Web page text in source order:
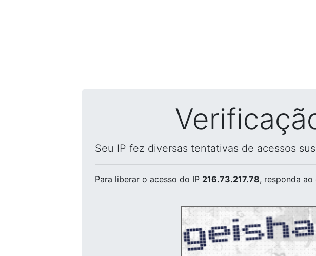
Seu IP fez diversas tentativas de acessos
Para liberar o acesso do IP 216.73.217.78, responda